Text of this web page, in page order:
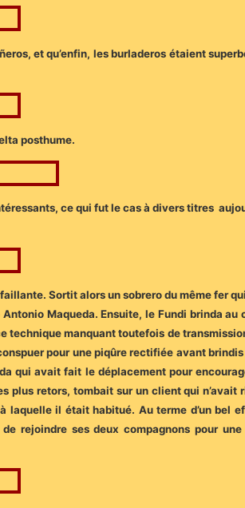
et qu’enfin, les burladeros étaient
posthume.
ce qui fut le cas à divers titres
Sortit alors un sobrero du même fer
Maqueda. Ensuite, le Fundi brinda au
technique manquant toutefois de
pour une piqûre rectifiée avant brindis
qui avait fait le déplacement pour
plus retors, tombait sur un client qui n’avait
laquelle il était habitué. Au terme d’un bel
rejoindre ses deux compagnons pour